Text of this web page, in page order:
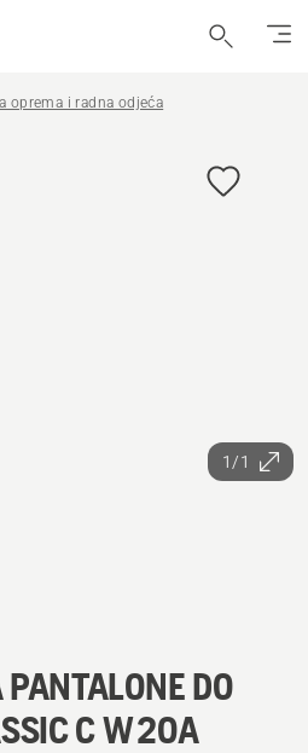
oprema i radna odjeća
1/1
DO
C W 20A